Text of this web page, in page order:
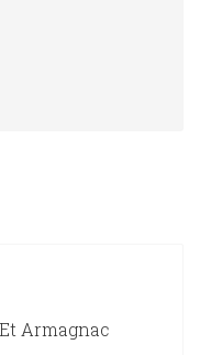
Armagnac